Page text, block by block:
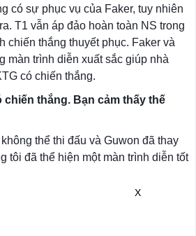
có sự phục vụ của Faker, tuy nhiên
T1 vẫn áp đảo hoàn toàn NS trong
chiến thắng thuyết phục. Faker và
màn trình diễn xuất sắc giúp nhà
có chiến thắng.
thắng. Bạn cảm thấy thế
thể thi đấu và Guwon đã thay
tôi đã thể hiện một màn trình diễn tốt
X